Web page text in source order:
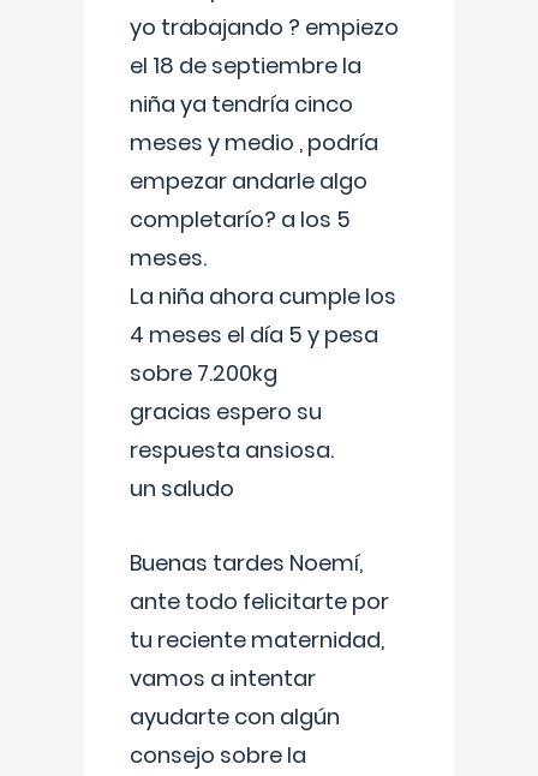
yo trabajando ? empiezo
el 18 de septiembre la
niña ya tendría cinco
meses y medio , podría
empezar andarle algo
completarío? a los 5
meses.
La niña ahora cumple los
4 meses el día 5 y pesa
sobre 7.200kg
gracias espero su
respuesta ansiosa.
un saludo
Buenas tardes Noemí,
ante todo felicitarte por
tu reciente maternidad,
vamos a intentar
ayudarte con algún
consejo sobre la